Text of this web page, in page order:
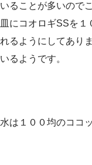
いることが多いので
皿にコオロギSSを
れるようにしてあり
いるようです。
水は１００均のココ